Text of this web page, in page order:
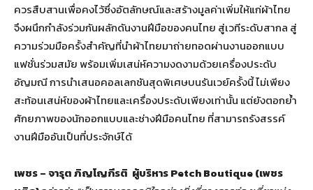
ควรสืบสานเพื่อคงไว้ซึ่งอัตลักษณ์และสร้างมูลค่าเพิ่มให้แก่ผ้าไทย
จึงผนึกกำลังร่วมกันผลักดันงานฝีมือของคนไทย สู่เวทีระดับสากล สู่
ความร่วมมือครั้งสำคัญที่นำผ้าไทยมาถ่ายทอดผ่านงานออกแบบ
แฟชั่นร่วมสมัย พร้อมเพิ่มเสน่ห์ความงดงามด้วยเครื่องประดับ
อัญมณี การนำเสนอคอลเลกชันสุดพิเศษบนรันเวย์ครั้งนี้ ไม่เพียง
สะท้อนเสน่ห์ของผ้าไทยและเครื่องประดับเพียงเท่านั้น แต่ยังตอกย้ำ
ศักยภาพของนักออกแบบและช่างฝีมือคนไทย ที่สามารถรังสรรค์
งานฝีมืออันเป็นที่ประจักษ์ได้
เพชร – จารุต ภิญโญกีรติ ผู้บริหารPetch Boutique (เพชร